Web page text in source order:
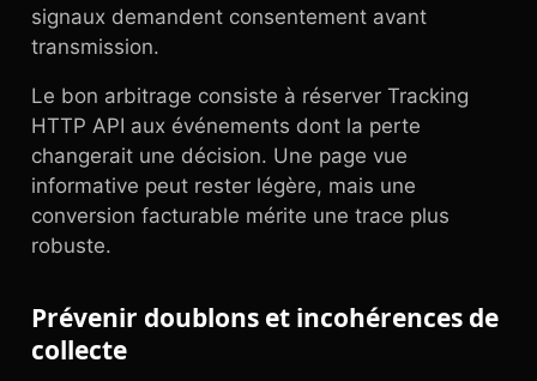
signaux demandent consentement avant
transmission.
Le bon arbitrage consiste à réserver Tracking
HTTP API aux événements dont la perte
changerait une décision. Une page vue
informative peut rester légère, mais une
conversion facturable mérite une trace plus
robuste.
Prévenir doublons et incohérences de
collecte